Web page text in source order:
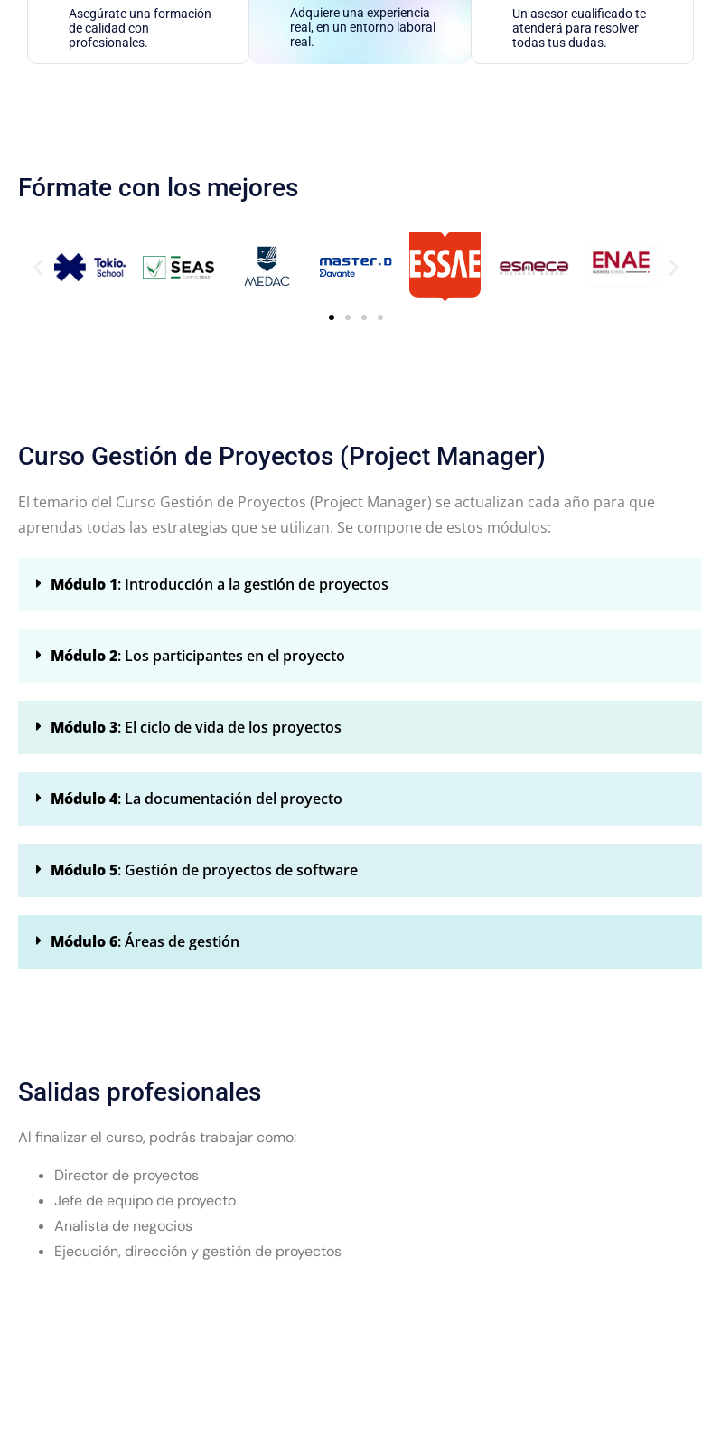
Asegúrate una formación
de calidad con
profesionales.
Adquiere una experiencia
real, en un entorno laboral
real.
Un asesor cualificado te
atenderá para resolver
todas tus dudas.
Fórmate con los mejores
Curso Gestión de Proyectos (Project Manager)
El temario del Curso Gestión de Proyectos (Project Manager) se actualizan cada año para que
aprendas todas las estrategias que se utilizan. Se compone de estos módulos:
Módulo 1: Introducción a la gestión de proyectos
Módulo 2: Los participantes en el proyecto
Módulo 3: El ciclo de vida de los proyectos
Módulo 4: La documentación del proyecto
Módulo 5: Gestión de proyectos de software
Módulo 6: Áreas de gestión
Salidas profesionales
Al finalizar el curso, podrás trabajar como:
Director de proyectos
Jefe de equipo de proyecto
Analista de negocios
Ejecución, dirección y gestión de proyectos